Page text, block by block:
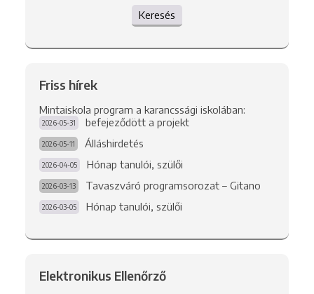
Keresés
Friss hírek
Mintaiskola program a karancssági iskolában:
befejeződött a projekt
2026-05-31
Álláshirdetés
2026-05-11
Hónap tanulói, szülői
2026-04-05
Tavaszváró programsorozat – Gitano
2026-03-13
Hónap tanulói, szülői
2026-03-05
Elektronikus Ellenőrző